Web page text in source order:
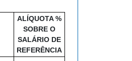
ALÍQUOTA %
SOBRE O
SALÁRIO DE
REFERÊNCIA